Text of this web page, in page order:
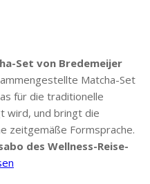
Set von Bredemeijer
Matcha-Set
für die traditionelle
wird, und bringt die
zeitgemäße Formsprache.
des Wellness-Reise-